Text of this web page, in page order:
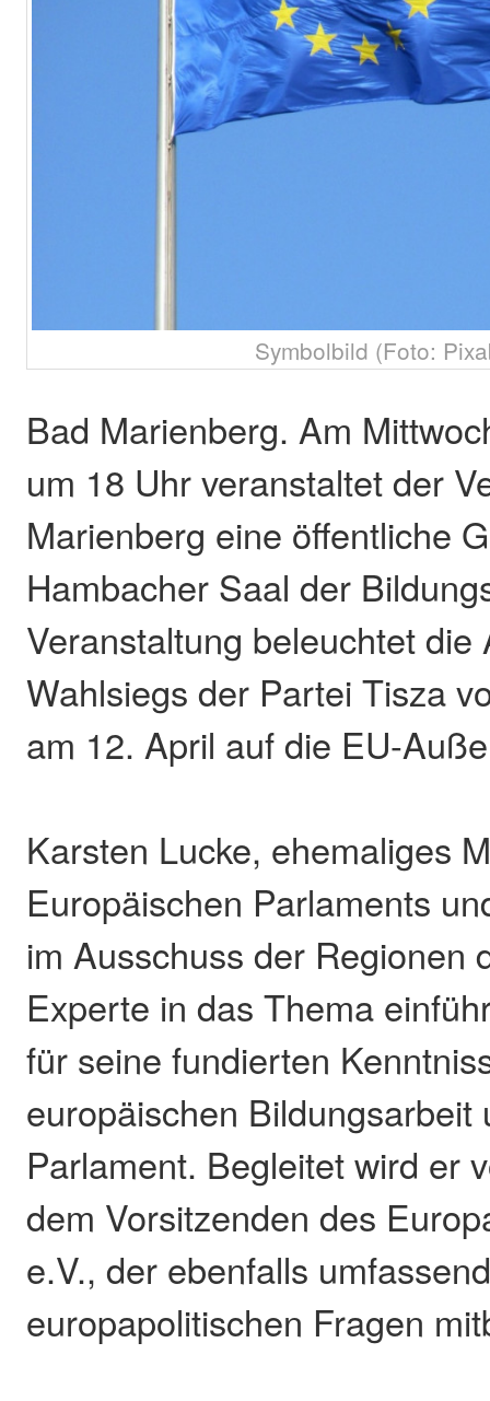
Symbolbild (Foto:
Bad Marienberg. Am
um 18 Uhr veranstaltet der
Marienberg eine öffentliche
Hambacher Saal der
Veranstaltung beleuchtet
Wahlsiegs der Partei Tisza
am 12. April auf die EU-
Karsten Lucke, ehemaliges
Europäischen Parlaments
im Ausschuss der Regionen
Experte in das Thema
für seine fundierten
europäischen Bildungsarbeit
Parlament. Begleitet wird er
dem Vorsitzenden des
e.V., der ebenfalls
europapolitischen Fragen